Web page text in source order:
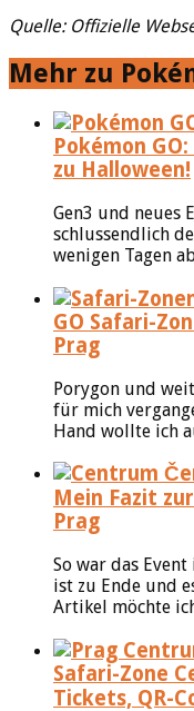
Quelle: Offizielle
Mehr zu
Pokémon
zu Halloween!
Gen3 und neues
schlussendlich
wenigen Tagen
GO Safari-
Prag
Porygon und
für mich
Hand wollte ich
Mein Fazit
Prag
So war das
ist zu Ende und
Artikel möchte
Safari-Zone
Tickets, QR-